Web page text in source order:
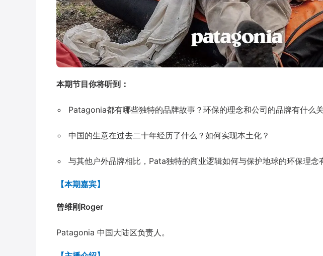
本期节目你将听到：
Patagonia都有哪些独特的品牌故事？环保的理念和公司的品牌有什么
中国的生意在过去二十年经历了什么？如何实现本土化？
与其他户外品牌相比，Pata独特的商业逻辑如何与保护地球的环保理念
【本期嘉宾】
曾维刚Roger
Patagonia 中国大陆区负责人。